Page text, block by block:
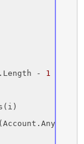
- 1